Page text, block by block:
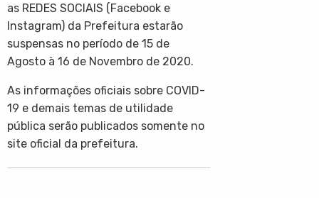
as REDES SOCIAIS (Facebook e
Instagram) da Prefeitura estarão
suspensas no período de 15 de
Agosto à 16 de Novembro de 2020.
As informações oficiais sobre COVID-
19 e demais temas de utilidade
pública serão publicados somente no
site oficial da prefeitura.